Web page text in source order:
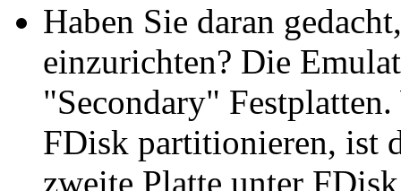
Haben Sie daran
einzurichten? Die
"Secondary"
FDisk partitionieren, ist
zweite Platte unter